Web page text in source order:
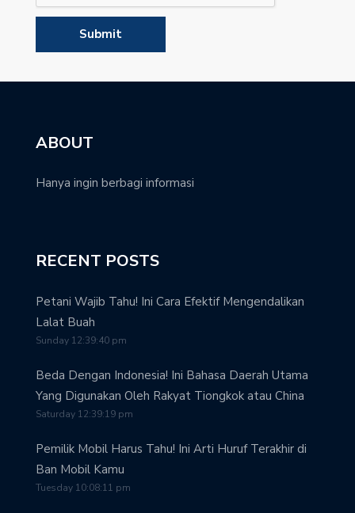
ABOUT
Hanya ingin berbagi informasi
RECENT POSTS
Petani Wajib Tahu! Ini Cara Efektif Mengendalikan
Lalat Buah
Sunday 12:39:40 pm
Beda Dengan Indonesia! Ini Bahasa Daerah Utama
Yang Digunakan Oleh Rakyat Tiongkok atau China
Saturday 12:39:19 pm
Pemilik Mobil Harus Tahu! Ini Arti Huruf Terakhir di
Ban Mobil Kamu
Tuesday 10:08:11 pm